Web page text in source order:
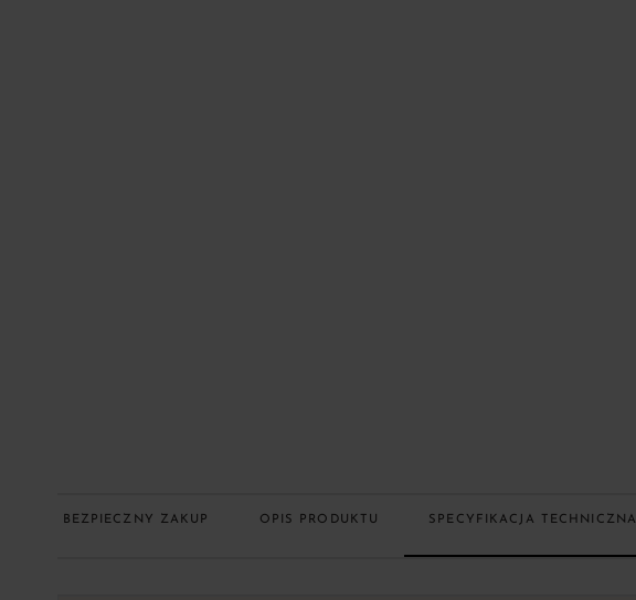
BEZPIECZNY ZAKUP OPIS PRODUKTU SPECYFIKACJA TECHNICZNA